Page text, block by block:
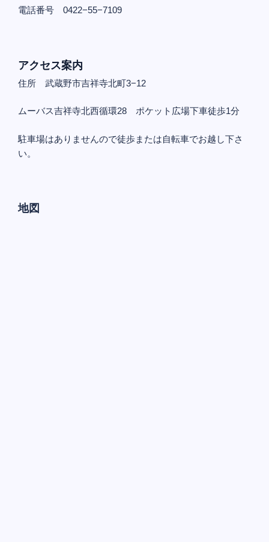
電話番号 0422−55−7109
アクセス案内
住所 武蔵野市吉祥寺北町3−12
ムーバス吉祥寺北西循環28 ポケット広場下車徒歩1分
駐車場はありませんので徒歩または自転車でお越し下さ
い。
地図